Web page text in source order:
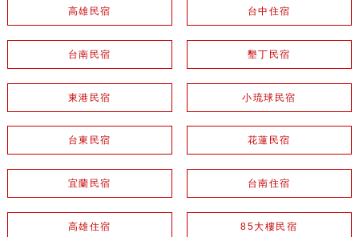
高雄民宿 台中住宿
台南民宿 墾丁民宿
東港民宿 小琉球民宿
台東民宿 花蓮民宿
宜蘭民宿 台南住宿
高雄住宿 85大樓民宿